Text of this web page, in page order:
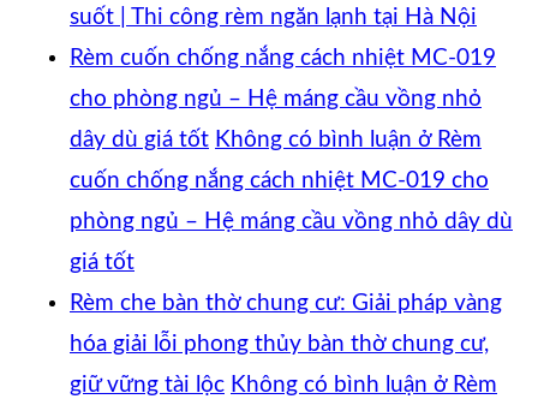
suốt | Thi công rèm ngăn lạnh tại Hà Nội
Rèm cuốn chống nắng cách nhiệt MC-019
cho phòng ngủ – Hệ máng cầu vồng nhỏ
dây dù giá tốt Không có bình luận ở Rèm
cuốn chống nắng cách nhiệt MC-019 cho
phòng ngủ – Hệ máng cầu vồng nhỏ dây dù
giá tốt
Rèm che bàn thờ chung cư: Giải pháp vàng
hóa giải lỗi phong thủy bàn thờ chung cư,
giữ vững tài lộc Không có bình luận ở Rèm